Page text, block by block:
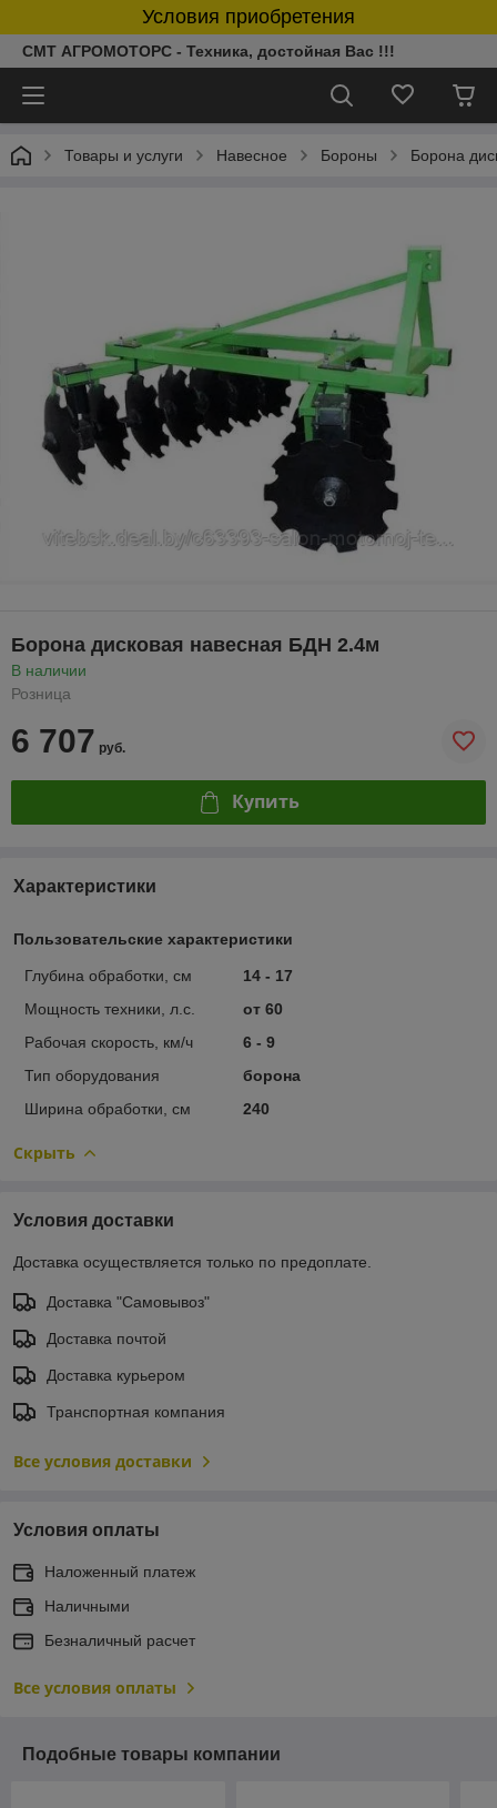
Условия приобретения
СМТ АГРОМОТОРС - Техника, достойная Вас !!!
Товары и услуги Навесное Бороны Борона
Борона дисковая навесная БДН 2.4м
В наличии
Розница
6 707 руб.
Купить
Характеристики
Пользовательские характеристики
Глубина обработки, см
14 - 17
Мощность техники, л.с.
от 60
Рабочая скорость, км/ч
6 - 9
Тип оборудования
борона
Ширина обработки, см
240
Скрыть
Условия доставки
Доставка осуществляется только по предоплате.
Доставка "Самовывоз"
Доставка почтой
Доставка курьером
Транспортная компания
Все условия доставки
Условия оплаты
Наложенный платеж
Наличными
Безналичный расчет
Все условия оплаты
Подобные товары компании